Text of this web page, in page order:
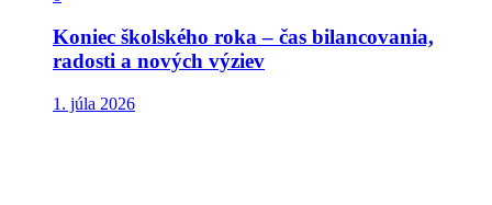
Koniec školského roka – čas bilancovania,
radosti a nových výziev
1. júla 2026